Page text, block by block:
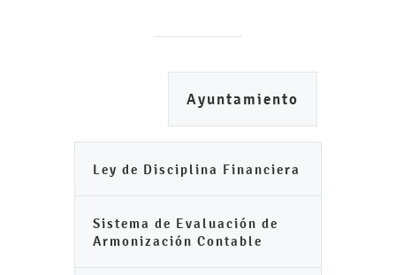
Ayuntamiento
Ley de Disciplina Financiera
Sistema de Evaluación de
Armonización Contable